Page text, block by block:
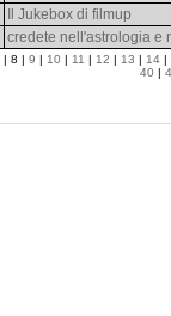
Il Jukebox di filmup
credete nell'astrologia e
| 8 | 9 | 10 | 11 | 12 | 13 | 14 |
40 |